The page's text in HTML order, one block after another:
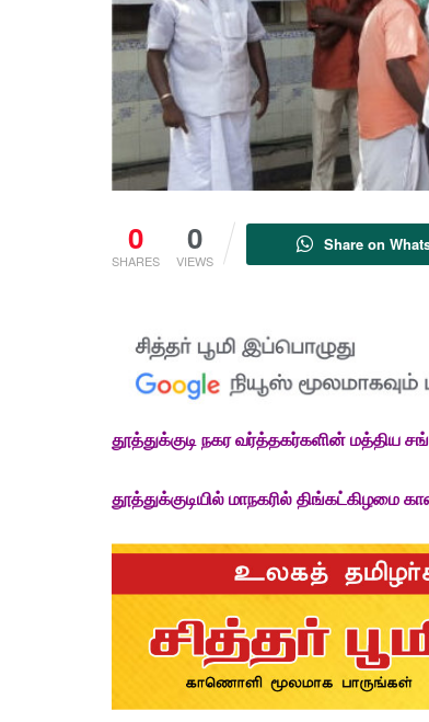
0
SHARES
0
VIEWS
Share on
தூத்துக்குடிநகர வர்த்தகர்களின் மத்திய
தூத்துக்குடியில் மாநகரில் திங்கட்கிழமை